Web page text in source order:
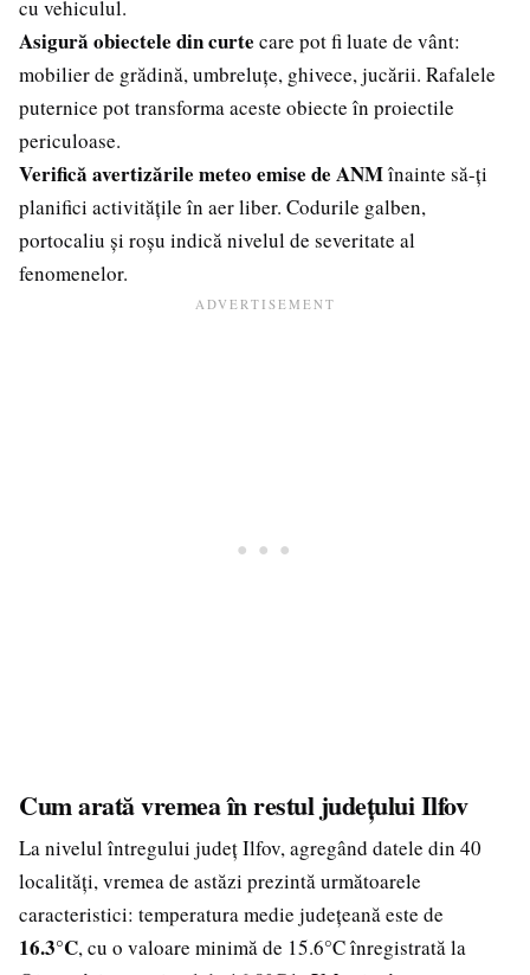
cu vehiculul.
Asigură obiectele din curte care pot fi luate de vânt:
mobilier de grădină, umbreluțe, ghivece, jucării. Rafalele
puternice pot transforma aceste obiecte în proiectile
periculoase.
Verifică avertizările meteo emise de ANMînainte să-ți
planifici activitățile în aer liber. Codurile galben,
portocaliu și roșu indică nivelul de severitate al
fenomenelor.
Cum arată vremea în restul județului Ilfov
La nivelul întregului județ Ilfov, agregând datele din 40
localități, vremea de astăzi prezintă următoarele
caracteristici: temperatura medie județeană este de
16.3°C, cu o valoare minimă de 15.6°C înregistrată la